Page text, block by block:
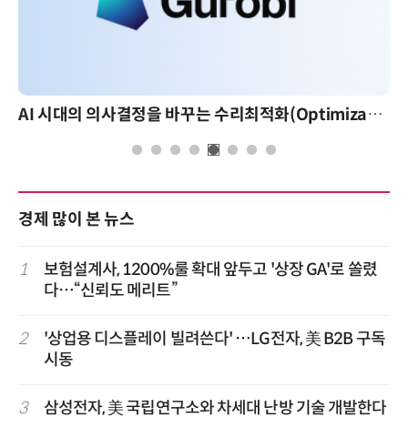
AI 시대의 의사결정을 바꾸는 수리최적화(Optimization): 실제 산업 적용 사례와 활용 전략 AI 핀옵스 실전 세미나: 폭증하는 AI 토큰 비용
경제 많이 본 뉴스
1
보험설계사, 1200%룰 확대 앞두고 '상장 GA'로 쏠렸
다…“신뢰도 메리트”
2
'상업용 디스플레이 빌려쓴다' …LG전자, 美 B2B 구독
시동
3 삼성전자, 美 국립연구소와 차세대 난방 기술 개발한다